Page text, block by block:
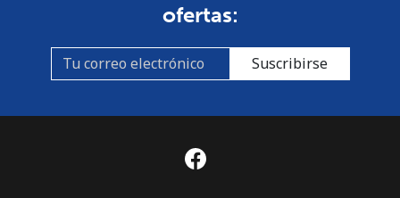
ofertas:
Suscribirse